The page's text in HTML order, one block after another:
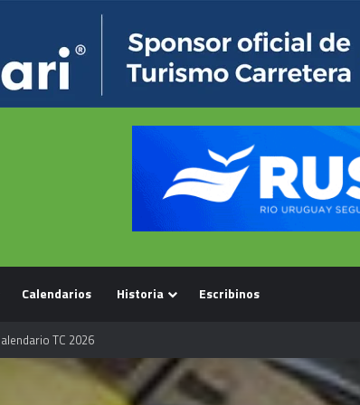
Calendarios Historia Escribinos